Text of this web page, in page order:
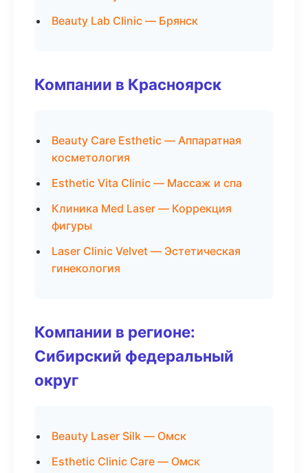
Beauty Lab Clinic — Брянск
Компании в Красноярск
Beauty Care Esthetic — Аппаратная
косметология
Esthetic Vita Clinic — Массаж и спа
Клиника Med Laser — Коррекция
фигуры
Laser Clinic Velvet — Эстетическая
гинекология
Компании в регионе:
Сибирский федеральный
округ
Beauty Laser Silk — Омск
Esthetic Clinic Care — Омск